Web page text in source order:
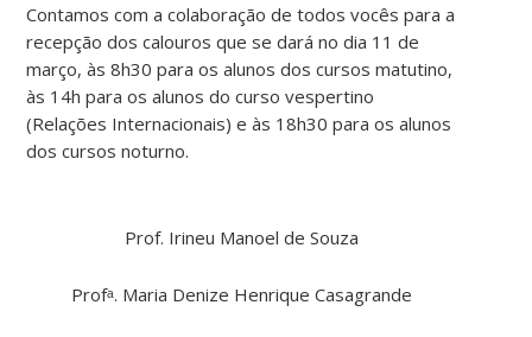
Contamos com a colaboração de todos vocês para a
recepção dos calouros que se dará no dia 11 de
março, às 8h30 para os alunos dos cursos matutino,
às 14h para os alunos do curso vespertino
(Relações Internacionais) e às 18h30 para os alunos
dos cursos noturno.
Prof. Irineu Manoel de Souza
Profᵃ. Maria Denize Henrique Casagrande